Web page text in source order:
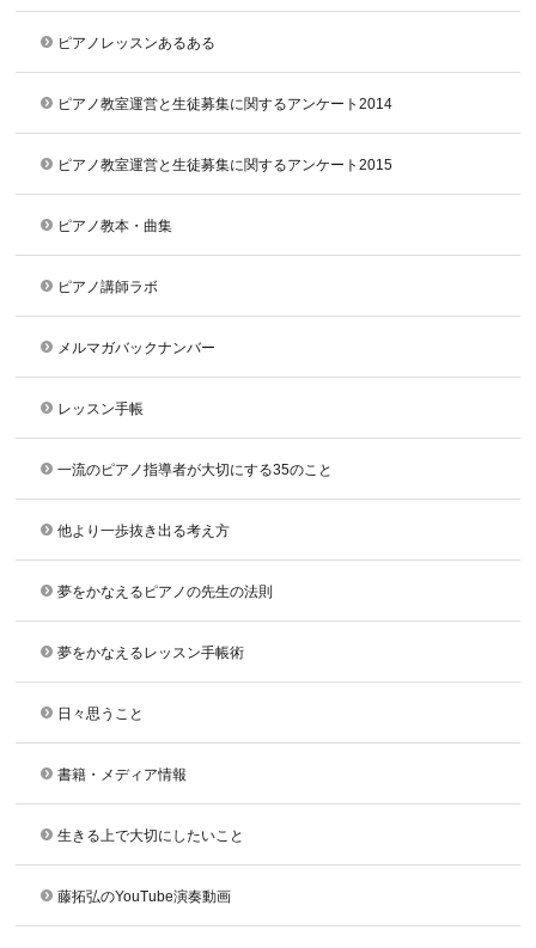
ピアノレッスンあるある
ピアノ教室運営と生徒募集に関するアンケート2014
ピアノ教室運営と生徒募集に関するアンケート2015
ピアノ教本・曲集
ピアノ講師ラボ
メルマガバックナンバー
レッスン手帳
一流のピアノ指導者が大切にする35のこと
他より一歩抜き出る考え方
夢をかなえるピアノの先生の法則
夢をかなえるレッスン手帳術
日々思うこと
書籍・メディア情報
生きる上で大切にしたいこと
藤拓弘のYouTube演奏動画